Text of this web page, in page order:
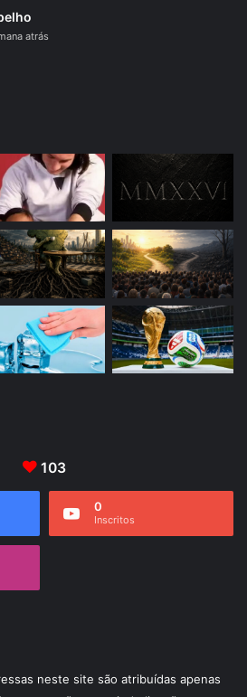
atrás
103
0
Inscritos
neste site são atribuídas apenas